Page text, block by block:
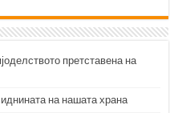
претставена на
на нашата храна